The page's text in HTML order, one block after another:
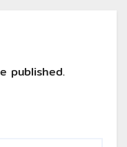
published.